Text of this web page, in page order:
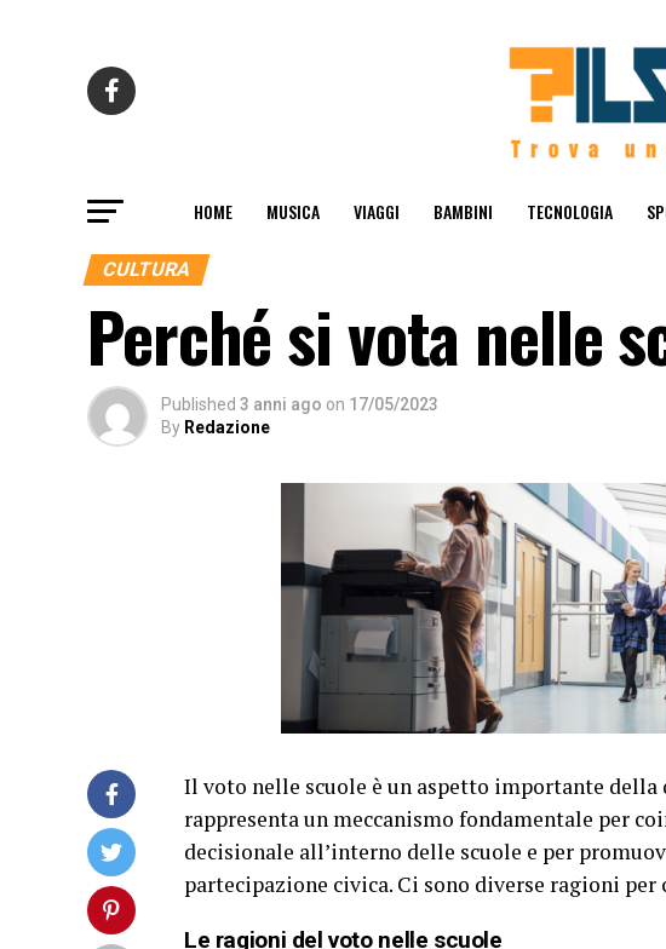
HOME MUSICA VIAGGI BAMBINI TECNOLOGIA
CULTURA
Perché si vota nelle
Published 3 anni ago on 17/05/2023
By Redazione
Il voto nelle scuole è un aspetto importante della
rappresenta un meccanismo fondamentale per
decisionale all’interno delle scuole e per
partecipazione civica. Ci sono diverse ragioni per
Le ragioni del voto nelle scuole